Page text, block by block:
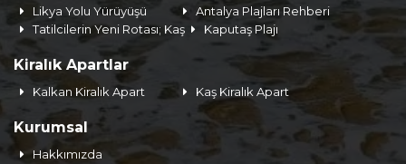
Likya Yolu Yürüyüşü
Antalya Plajları Rehberi
Tatilcilerin Yeni Rotası; Kaş
Kaputaş Plajı
Kiralık Apartlar
Kalkan Kiralık Apart Kaş Kiralık Apart
Kurumsal
Hakkımızda